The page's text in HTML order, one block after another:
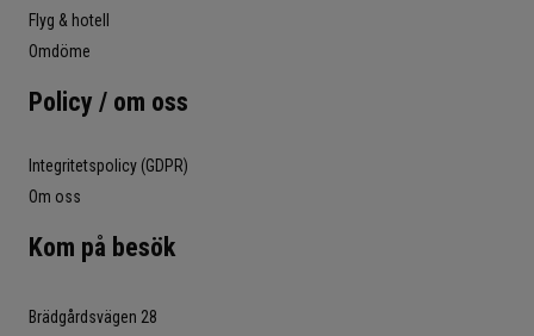
Flyg & hotell
Omdöme
Policy / om oss
Integritetspolicy (GDPR)
Om oss
Kom på besök
Brädgårdsvägen 28